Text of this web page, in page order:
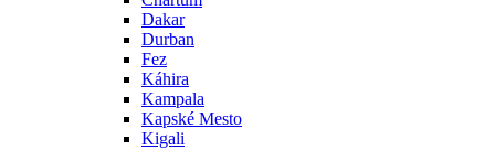
Dakar
Durban
Fez
Káhira
Kampala
Kapské Mesto
Kigali